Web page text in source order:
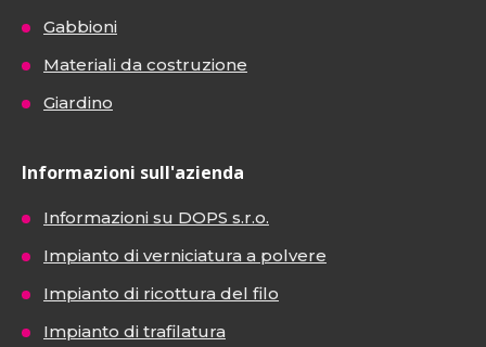
Gabbioni
Materiali da costruzione
Giardino
Informazioni sull'azienda
Informazioni su DOPS s.r.o.
Impianto di verniciatura a polvere
Impianto di ricottura del filo
Impianto di trafilatura